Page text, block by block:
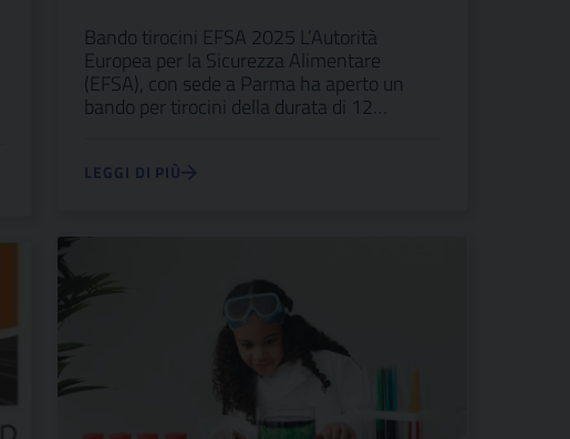
Bando tirocini EFSA 2025 L’Autorità
Europea per la Sicurezza Alimentare
(EFSA), con sede a Parma ha aperto un
bando per tirocini della durata di 12…
LEGGI DI PIÙ